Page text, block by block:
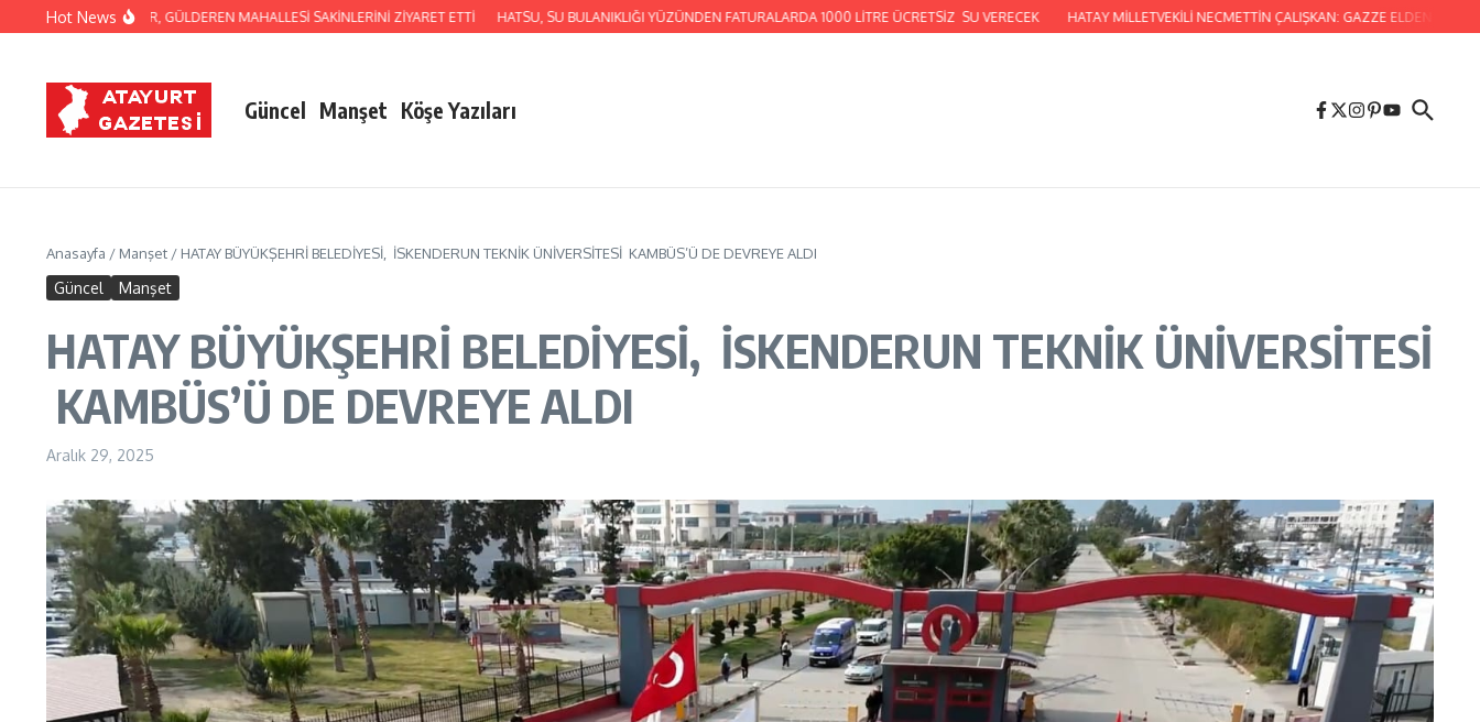
İçeriğe atlaHot News
NACİ YAPAR, GÜLDEREN MAHALLESİ SAKİNLERİNİ ZİYARET ETTİ HATSU, SU BULANIKLIĞI YÜZÜNDEN FATURALARDA 1000 LİTRE ÜCRETSİZ SU VERECEK HATAY MİLLETVEKİLİ NECMETTİN ÇALIŞKAN: GAZZE ELDEN GİDİYOR,
Güncel Manşet Köşe Yazıları
Anasayfa / Manşet / HATAY BÜYÜKŞEHRİ BELEDİYESİ, İSKENDERUN TEKNİK ÜNİVERSİTESİ KAMBÜS’Ü DE DEVREYE ALDI
Güncel Manşet
HATAY BÜYÜKŞEHRİ BELEDİYESİ, İSKENDERUN TEKNİK ÜNİVERSİTESİ
KAMBÜS’Ü DE DEVREYE ALDI
Aralık 29, 2025